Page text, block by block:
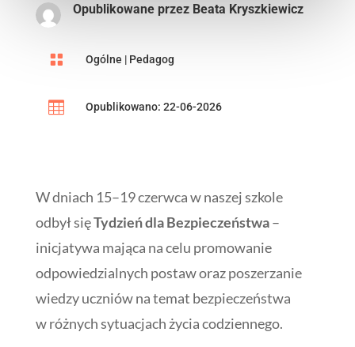
Opublikowane przez Beata Kryszkiewicz
 Ogólne | Pedagog
 Opublikowano: 22-06-2026
W dniach 15–19 czerwca w naszej szkole
odbył sięTydzień dla Bezpieczeństwa–
inicjatywa mająca na celu promowanie
odpowiedzialnych postaw oraz poszerzanie
wiedzy uczniów na temat bezpieczeństwa
w różnych sytuacjach życia codziennego.